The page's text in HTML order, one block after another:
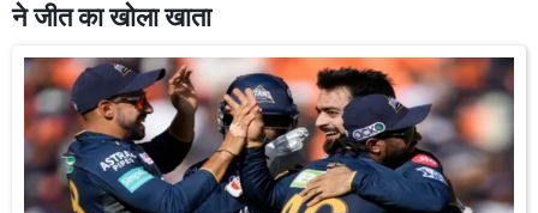
ने जीत का खोला खाता